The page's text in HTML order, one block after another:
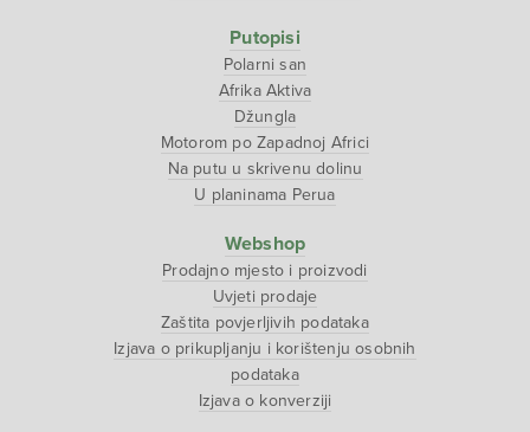
Putopisi
Polarni san
Afrika Aktiva
Džungla
Motorom po Zapadnoj Africi
Na putu u skrivenu dolinu
U planinama Perua
Webshop
Prodajno mjesto i proizvodi
Uvjeti prodaje
Zaštita povjerljivih podataka
Izjava o prikupljanju i korištenju osobnih
podataka
Izjava o konverziji